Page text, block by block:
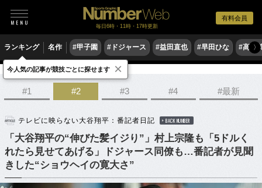
有料会員
毎日6時・11時・17時更新
ランキング 名作 #甲子園 #ドジャース #益田直也 #早田ひな #高木
〉
野球 MLB
#1 #2 #3 #4 #最新
テレビに映らない大谷翔平：番記者日記 BACK NUMBER
「大谷翔平の“伸びた髪イジり”」村上宗隆も「5ドルく
れたら見せてあげる」ドジャース同僚も…番記者が見聞
きした“ショウヘイの寛大さ”
今人気の記事が競技ごとに探せます ×